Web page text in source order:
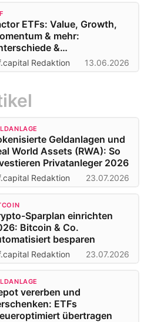
ETFs: Value, Growth,
& mehr:
&
Redaktion 13.06.2026
Geldanlagen und
World Assets (RWA): So
Privatanleger 2026
Redaktion 23.07.2026
Sparplan einrichten
Bitcoin & Co.
besparen
Redaktion 23.07.2026
vererben und
ETFs
übertragen